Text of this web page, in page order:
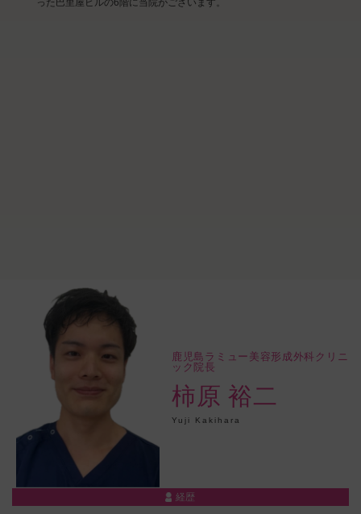
鹿児島ラミュー美容形成外科クリニ
ック院長
柿原 裕二
Yuji Kakihara
経歴